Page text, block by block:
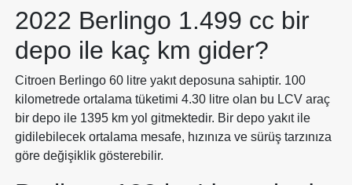
2022 Berlingo 1.499 cc bir
depo ile kaç km gider?
Citroen Berlingo 60 litre yakıt deposuna sahiptir. 100
kilometrede ortalama tüketimi 4.30 litre olan bu LCV araç
bir depo ile 1395 km yol gitmektedir. Bir depo yakıt ile
gidilebilecek ortalama mesafe, hızınıza ve sürüş tarzınıza
göre değişiklik gösterebilir.